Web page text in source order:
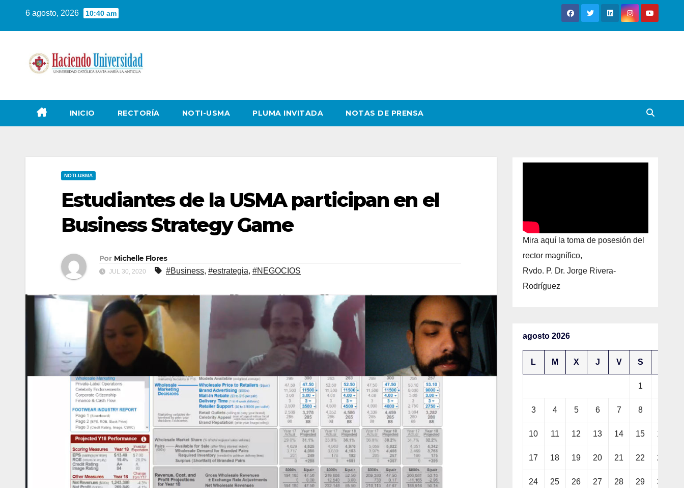
6 agosto, 2026 10:40 am
INICIO RECTORÍA NOTI-USMA PLUMA INVITADA NOTAS DE PRENSA
NOTI-USMA
Estudiantes de la USMA participan en el
Business Strategy Game
Por Michelle Flores
JUL 30, 2020 #Business, #estrategia, #NEGOCIOS
Mira aquí la toma de posesión del
rector magnífico,
Rvdo. P. Dr. Jorge Rivera-
Rodríguez
agosto 2026
L M X J V S
1
3 4 5 6 7 8
10 11 12 13 14 15 16
17 18 19 20 21 22 23
24 25 26 27 28 29 30